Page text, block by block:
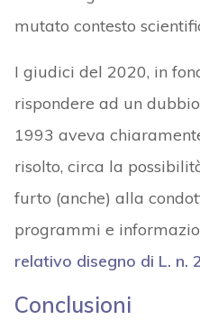
mutato contesto
I giudici del 2020, in
rispondere ad un
1993 aveva
risolto, circa la
furto (anche) alla
programmi e
relativo disegno di L. n.
Conclusioni